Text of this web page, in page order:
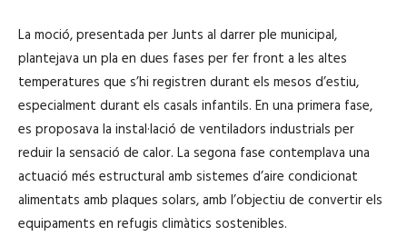
La moció, presentada per Junts al darrer ple municipal,
plantejava un pla en dues fases per fer front a les altes
temperatures que s’hi registren durant els mesos d’estiu,
especialment durant els casals infantils. En una primera fase,
es proposava la instal·lació de ventiladors industrials per
reduir la sensació de calor. La segona fase contemplava una
actuació més estructural amb sistemes d’aire condicionat
alimentats amb plaques solars, amb l’objectiu de convertir els
equipaments en refugis climàtics sostenibles.